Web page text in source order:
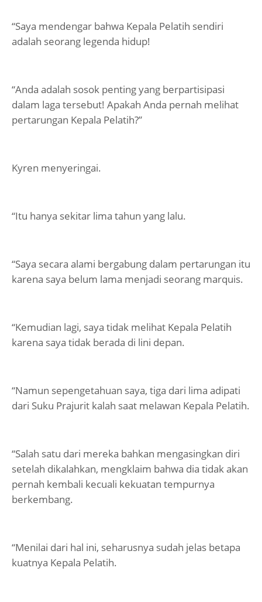
“Saya mendengar bahwa Kepala Pelatih sendiri
adalah seorang legenda hidup!
“Anda adalah sosok penting yang berpartisipasi
dalam laga tersebut! Apakah Anda pernah melihat
pertarungan Kepala Pelatih?”
Kyren menyeringai.
“Itu hanya sekitar lima tahun yang lalu.
“Saya secara alami bergabung dalam pertarungan itu
karena saya belum lama menjadi seorang marquis.
“Kemudian lagi, saya tidak melihat Kepala Pelatih
karena saya tidak berada di lini depan.
“Namun sepengetahuan saya, tiga dari lima adipati
dari Suku Prajurit kalah saat melawan Kepala Pelatih.
“Salah satu dari mereka bahkan mengasingkan diri
setelah dikalahkan, mengklaim bahwa dia tidak akan
pernah kembali kecuali kekuatan tempurnya
berkembang.
“Menilai dari hal ini, seharusnya sudah jelas betapa
kuatnya Kepala Pelatih.